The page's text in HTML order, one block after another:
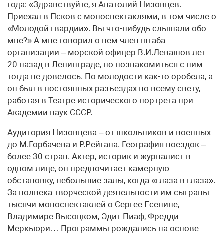
года: «Здравствуйте, я Анатолий Низовцев.
Приехал в Псков с моноспектаклями, в том числе о
«Молодой гвардии». Вы что-нибудь слышали обо
мне?» А мне говорил о нем член штаба
организации – морской офицер В.И.Левашов лет
20 назад в Ленинграде, но познакомиться с ним
тогда не довелось. По молодости как-то оробела, а
он был в постоянных разъездах по всему свету,
работая в Театре исторического портрета при
Академии наук СССР.
Аудитория Низовцева – от школьников и военных
до М.Горбачева и Р.Рейгана. География поездок –
более 30 стран. Актер, историк и журналист в
одном лице, он предпочитает камерную
обстановку, небольшие залы, когда «глаза в глаза».
За полвека творческой деятельности им сыграны
тысячи моноспектаклей о Сергее Есенине,
Владимире Высоцком, Эдит Пиаф, Фредди
Меркьюри… Программы рождались на основе